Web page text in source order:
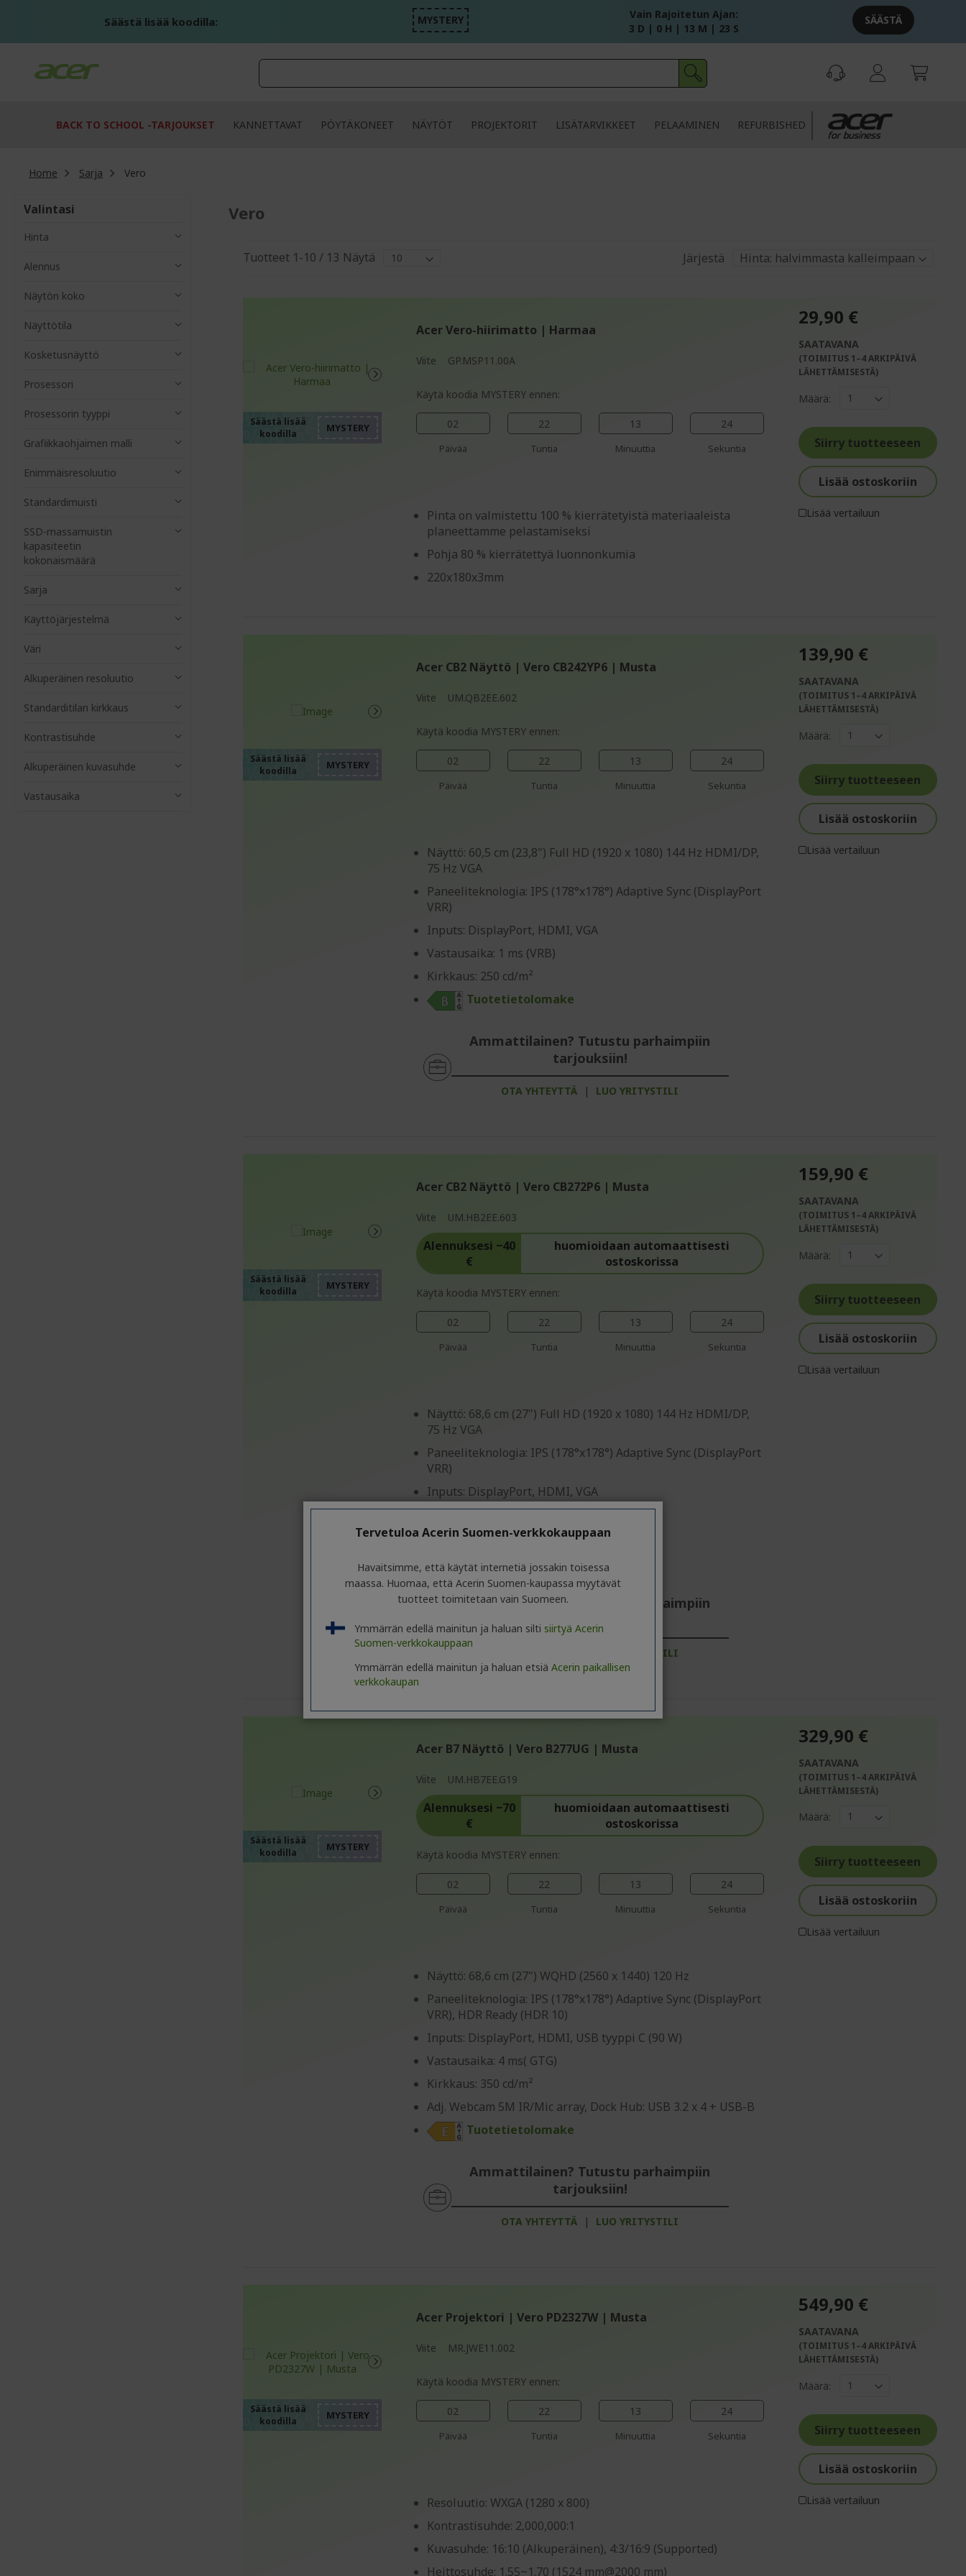
Säästä lisää koodilla: MYSTERY
Vain Rajoitetun Ajan:
3 D | 0 H | 13 M | 22 S
SÄÄSTÄ
BACK TO SCHOOL -TARJOUKSET KANNETTAVAT PÖYTÄKONEET NÄYTÖT PROJEKTORIT LISÄTARVIKKEET PELAAMINEN REFURBISHED
Home Sarja Vero
Vero
Tuotteet 1-10 / 13 Näytä Järjestä
%%%%%%%%%%%%%%%%%%%%%%%%%%%%%%%%%
%%%%%%%%%%%%%%%%%%%%%%%%%%%%%%%%%
%%%%%%%%%%%%%%%%%%%%%%%%%%%%%%%%%
%%%%%%%%%%%%%%%%%%%%%%%%%%%%%%%%%
%%%%%%%%%%%%%%%%%%%%%%%%%%%%%%%%%
Säästä lisää
koodilla
Acer Vero-hiirimatto | Harmaa
Viite GP.MSP11.00A
Käytä koodia MYSTERY ennen:
02
Päivää
22
Tuntia
13
Minuuttia
23
Sekuntia
Pinta on valmistettu 100 % kierrätetyistä materiaaleista
planeettamme pelastamiseksi
Pohja 80 % kierrätettyä luonnonkumia
220x180x3mm
29,90 €
SAATAVANA
(TOIMITUS 1–4 ARKIPÄIVÄ
LÄHETTÄMISESTÄ)
Määrä:
Siirry tuotteeseen
Lisää ostoskoriin
Lisää vertailuun
%%%%%%%%%%%%%%%%%%%%%%%%%%%%%%%%%
%%%%%%%%%%%%%%%%%%%%%%%%%%%%%%%%%
%%%%%%%%%%%%%%%%%%%%%%%%%%%%%%%%%
%%%%%%%%%%%%%%%%%%%%%%%%%%%%%%%%%
%%%%%%%%%%%%%%%%%%%%%%%%%%%%%%%%%
Säästä lisää
koodilla
Acer CB2 Näyttö | Vero CB242YP6 | Musta
Viite UM.QB2EE.602
Käytä koodia MYSTERY ennen:
02
Päivää
22
Tuntia
13
Minuuttia
23
Sekuntia
Näyttö: 60,5 cm (23,8") Full HD (1920 x 1080) 144 Hz HDMI/DP,
75 Hz VGA
Paneeliteknologia: IPS (178°x178°) Adaptive Sync (DisplayPort
VRR)
Inputs: DisplayPort, HDMI, VGA
Vastausaika: 1 ms (VRB)
Kirkkaus: 250 cd/m²
Tuotetietolomake
Ammattilainen? Tutustu parhaimpiin
tarjouksiin!
OTA YHTEYTTÄ | LUO YRITYSTILI
139,90 €
SAATAVANA
(TOIMITUS 1–4 ARKIPÄIVÄ
LÄHETTÄMISESTÄ)
Määrä:
Siirry tuotteeseen
Lisää ostoskoriin
Lisää vertailuun
%%%%%%%%%%%%%%%%%%%%%%%%%%%%%%%%%
%%%%%%%%%%%%%%%%%%%%%%%%%%%%%%%%%
%%%%%%%%%%%%%%%%%%%%%%%%%%%%%%%%%
%%%%%%%%%%%%%%%%%%%%%%%%%%%%%%%%%
%%%%%%%%%%%%%%%%%%%%%%%%%%%%%%%%%
Säästä lisää
koodilla
Acer CB2 Näyttö | Vero CB272P6 | Musta
Viite UM.HB2EE.603
Alennuksesi −40
€
huomioidaan automaattisesti
ostoskorissa
Käytä koodia MYSTERY ennen:
02
Päivää
22
Tuntia
13
Minuuttia
23
Sekuntia
Näyttö: 68,6 cm (27") Full HD (1920 x 1080) 144 Hz HDMI/DP,
75 Hz VGA
Paneeliteknologia: IPS (178°x178°) Adaptive Sync (DisplayPort
VRR)
Inputs: DisplayPort, HDMI, VGA
Vastausaika: 1 ms (VRB)
Kirkkaus: 250 cd/m²
Tuotetietolomake
Ammattilainen? Tutustu parhaimpiin
LUO YRITYSTILI
159,90 €
SAATAVANA
(TOIMITUS 1–4 ARKIPÄIVÄ
LÄHETTÄMISESTÄ)
Määrä:
Siirry tuotteeseen
Lisää ostoskoriin
Lisää vertailuun
%%%%%%%%%%%%%%%%%%%%%%%%%%%%%%%%%
%%%%%%%%%%%%%%%%%%%%%%%%%%%%%%%%%
%%%%%%%%%%%%%%%%%%%%%%%%%%%%%%%%%
%%%%%%%%%%%%%%%%%%%%%%%%%%%%%%%%%
%%%%%%%%%%%%%%%%%%%%%%%%%%%%%%%%%
Säästä lisää
koodilla
Acer B7 Näyttö | Vero B277UG | Musta
Viite UM.HB7EE.G19
Alennuksesi −70
€
huomioidaan automaattisesti
ostoskorissa
Käytä koodia MYSTERY ennen:
02
Päivää
22
Tuntia
13
Minuuttia
23
Sekuntia
Näyttö: 68,6 cm (27") WQHD (2560 x 1440) 120 Hz
Paneeliteknologia: IPS (178°x178°) Adaptive Sync (DisplayPort
VRR), HDR Ready (HDR 10)
Inputs: DisplayPort, HDMI, USB tyyppi C (90 W)
Vastausaika: 4 ms( GTG)
Kirkkaus: 350 cd/m²
Adj. Webcam 5M IR/Mic array, Dock Hub: USB 3.2 x 4 + USB-B
Tuotetietolomake
Ammattilainen? Tutustu parhaimpiin
tarjouksiin!
OTA YHTEYTTÄ | LUO YRITYSTILI
329,90 €
SAATAVANA
(TOIMITUS 1–4 ARKIPÄIVÄ
LÄHETTÄMISESTÄ)
Määrä:
Siirry tuotteeseen
Lisää ostoskoriin
Lisää vertailuun
%%%%%%%%%%%%%%%%%%%%%%%%%%%%%%%%%
%%%%%%%%%%%%%%%%%%%%%%%%%%%%%%%%%
%%%%%%%%%%%%%%%%%%%%%%%%%%%%%%%%%
%%%%%%%%%%%%%%%%%%%%%%%%%%%%%%%%%
%%%%%%%%%%%%%%%%%%%%%%%%%%%%%%%%%
Säästä lisää
koodilla
Acer Projektori | Vero PD2327W | Musta
Viite MR.JWE11.002
Käytä koodia MYSTERY ennen:
02
Päivää
22
Tuntia
13
Minuuttia
23
Sekuntia
Resoluutio: WXGA (1280 x 800)
Kontrastisuhde: 2,000,000:1
Kuvasuhde: 16:10 (Alkuperäinen), 4:3/16:9 (Supported)
Heittosuhde: 1.55~1.70 (1524 mm@2000 mm)
549,90 €
SAATAVANA
(TOIMITUS 1–4 ARKIPÄIVÄ
LÄHETTÄMISESTÄ)
Määrä:
Siirry tuotteeseen
Lisää ostoskoriin
Lisää vertailuun
Valintasi
Hinta
Alennus
Näytön koko
Näyttötila
Kosketusnäyttö
Prosessori
Prosessorin tyyppi
Grafiikkaohjaimen malli
Enimmäisresoluutio
Standardimuisti
SSD-massamuistin
kapasiteetin
kokonaismäärä
Sarja
Käyttöjärjestelmä
Väri
Alkuperäinen resoluutio
Standarditilan kirkkaus
Kontrastisuhde
Alkuperäinen kuvasuhde
Vastausaika
Tervetuloa Acerin Suomen-verkkokauppaan
Havaitsimme, että käytät internetiä jossakin toisessa
maassa. Huomaa, että Acerin Suomen-kaupassa myytävät
tuotteet toimitetaan vain Suomeen.
Ymmärrän edellä mainitun ja haluan silti siirtyä Acerin
Suomen-verkkokauppaan
Ymmärrän edellä mainitun ja haluan etsiä Acerin paikallisen
verkkokaupan